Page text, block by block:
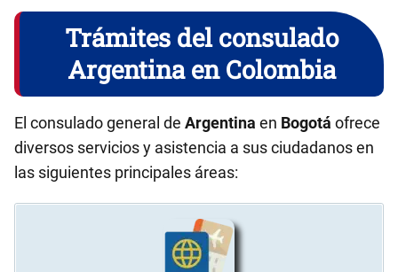
Trámites del consulado
Argentina en Colombia
El consulado general de Argentina en Bogotá ofrece
diversos servicios y asistencia a sus ciudadanos en
las siguientes principales áreas: